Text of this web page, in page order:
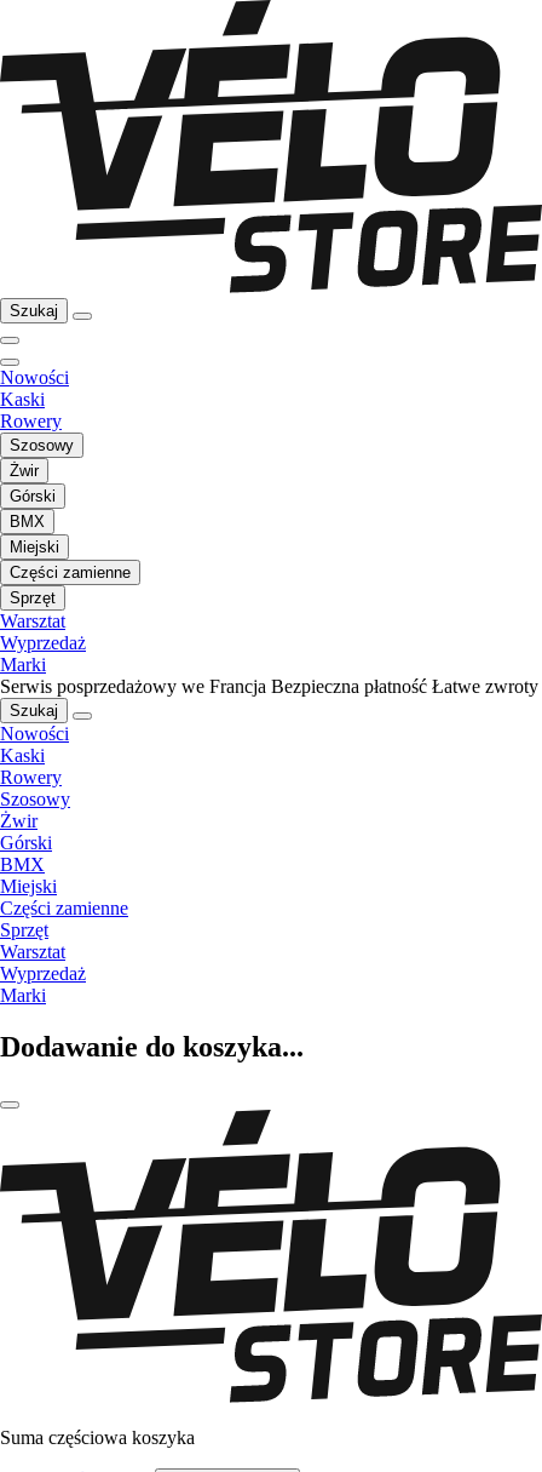
Szukaj
Nowości
Kaski
Rowery
Szosowy
Żwir
Górski
BMX
Miejski
Części zamienne
Sprzęt
Warsztat
Wyprzedaż
Marki
Serwis posprzedażowy we Francja Bezpieczna płatność Łatwe zwroty
Szukaj
Nowości
Kaski
Rowery
Szosowy
Żwir
Górski
BMX
Miejski
Części zamienne
Sprzęt
Warsztat
Wyprzedaż
Marki
Dodawanie do koszyka...
Suma częściowa koszyka